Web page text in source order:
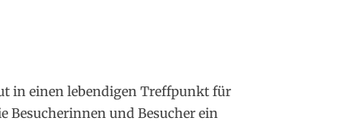
in einen lebendigen Treffpunkt für
Besucherinnen und Besucher ein